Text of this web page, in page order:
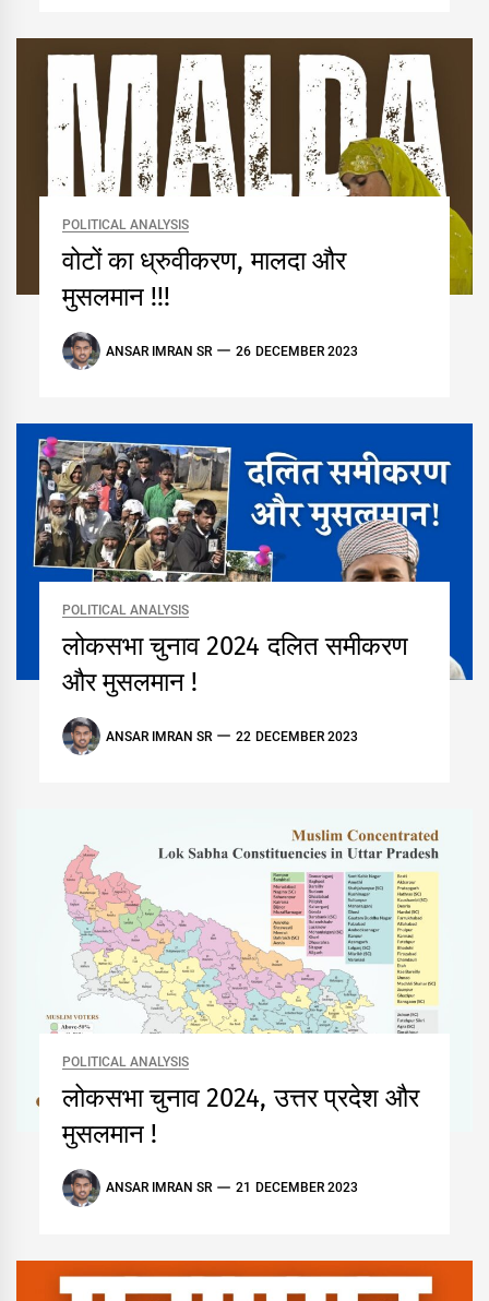
POLITICAL ANALYSIS
वोटों का ध्रुवीकरण, मालदा और
मुसलमान !!!
ANSAR IMRAN SR 26 DECEMBER 2023
POLITICAL ANALYSIS
लोकसभा चुनाव 2024 दलित समीकरण
और मुसलमान !
ANSAR IMRAN SR 22 DECEMBER 2023
POLITICAL ANALYSIS
लोकसभा चुनाव 2024, उत्तर प्रदेश और
मुसलमान !
ANSAR IMRAN SR 21 DECEMBER 2023